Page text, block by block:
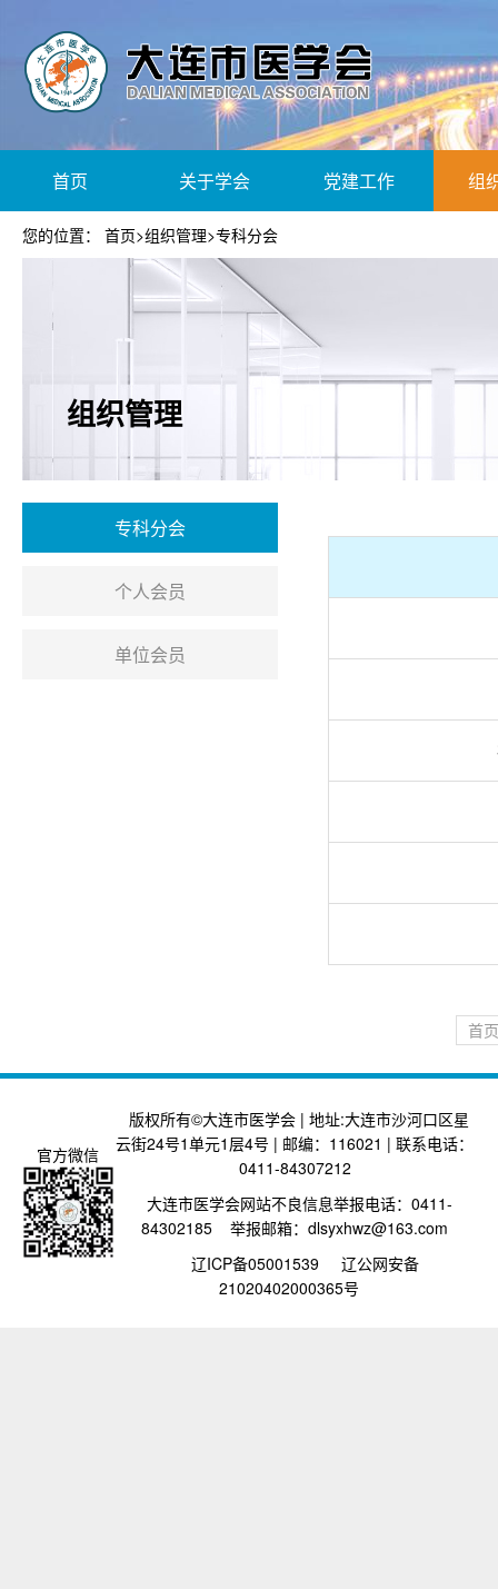
首页 关于学会 党建工作 组
您的位置： 首页>组织管理>专科分会
组织管理
专科分会
个人会员
单位会员
首页
官方微信
版权所有©大连市医学会 | 地址:大连市沙河口区星
云街24号1单元1层4号 | 邮编：116021 | 联系电话：
0411-84307212
大连市医学会网站不良信息举报电话：0411-
84302185 举报邮箱：dlsyxhwz@163.com
辽ICP备05001539
辽公网安备
21020402000365号